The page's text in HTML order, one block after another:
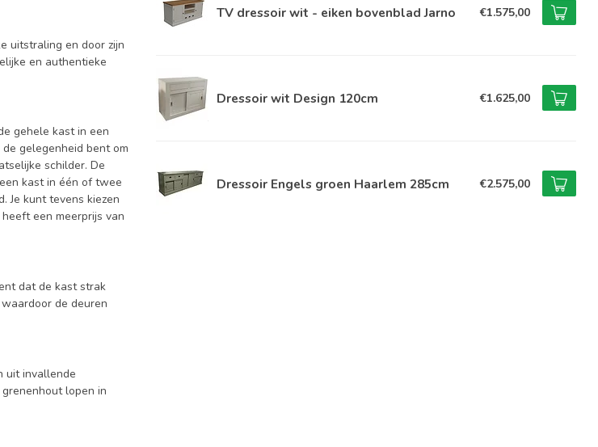
uitstraling en door zijn
en authentieke
gehele kast in een
gelegenheid bent om
schilder. De
kast in één of twee
Je kunt tevens kiezen
een meerprijs van
dat de kast strak
de deuren
uit invallende
lopen in
TV dressoir wit - eiken bovenblad Jarno €1.575,00
Dressoir wit Design 120cm €1.625,00
Dressoir Engels groen Haarlem 285cm €2.575,00